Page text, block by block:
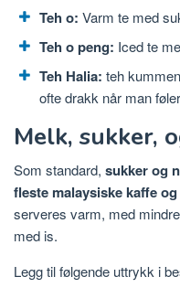
Teh o: Varm te med
Teh o peng: Iced te
Teh Halia: teh
ofte drakk når man
Melk, sukker,
Som standard, sukker og
fleste malaysiske kaffe
serveres varm, med
med is.
Legg til følgende uttrykk i